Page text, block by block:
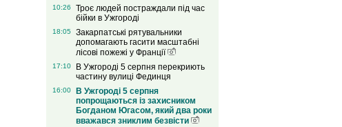
10:26
Троє людей постраждали під час
бійки в Ужгороді
18:05
Закарпатські рятувальники
допомагають гасити масштабні
лісові пожежі у Франції
17:10
В Ужгороді 5 серпня перекриють
частину вулиці Фединця
16:00
В Ужгороді 5 серпня
попрощаються із захисником
Богданом Югасом, який два роки
вважався зниклим безвісти